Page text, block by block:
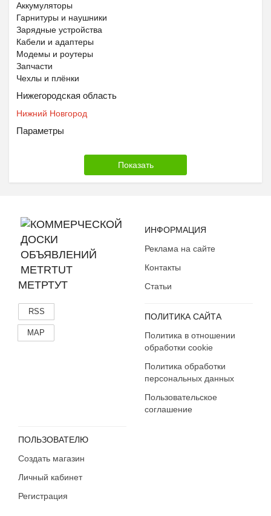
Аккумуляторы
Гарнитуры и наушники
Зарядные устройства
Кабели и адаптеры
Модемы и роутеры
Запчасти
Чехлы и плёнки
Нижегородская область
Нижний Новгород
Параметры
МЕТРТУТ
RSS
MAP
ИНФОРМАЦИЯ
Реклама на сайте
Контакты
Статьи
ПОЛИТИКА САЙТА
Политика в отношении
обработки cookie
Политика обработки
персональных данных
Пользовательское
соглашение
ПОЛЬЗОВАТЕЛЮ
Создать магазин
Личный кабинет
Регистрация